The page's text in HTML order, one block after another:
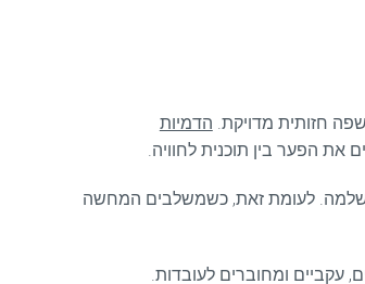
חזותית מדויקת. הדמיות
הפער בין תוכנית לחוויה.
שלמה. לעומת זאת, כשמשלבים המחשה
עקביים ומחוברים לעובדות.